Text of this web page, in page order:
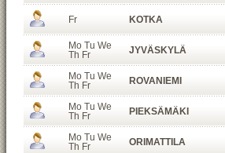
Fr KOTKA
Mo Tu We
Th Fr
JYVÄSKYLÄ
Mo Tu We
Th Fr
ROVANIEMI
Mo Tu We
Th Fr
PIEKSÄMÄKI
Mo Tu We
Th Fr
ORIMATTILA